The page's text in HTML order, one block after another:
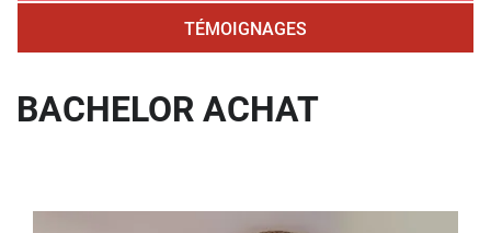
TÉMOIGNAGES
BACHELOR ACHAT